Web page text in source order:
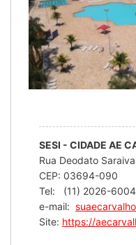
SESI - CIDADE AE
Rua Deodato
CEP: 03694-090
Tel: (11) 2026-6004
e-mail:
Site: https://